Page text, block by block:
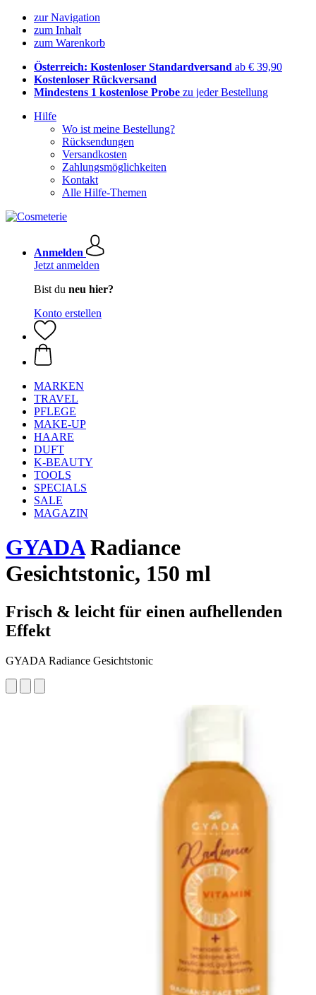
zur Navigation
zum Inhalt
zum Warenkorb
Österreich: Kostenloser Standardversand ab € 39,90
Kostenloser Rückversand
Mindestens 1 kostenlose Probe zu jeder Bestellung
Hilfe
Wo ist meine Bestellung?
Rücksendungen
Versandkosten
Zahlungsmöglichkeiten
Kontakt
Alle Hilfe-Themen
Anmelden
Jetzt anmelden
Bist du neu hier?
Konto erstellen
MARKEN
TRAVEL
PFLEGE
MAKE-UP
HAARE
DUFT
K-BEAUTY
TOOLS
SPECIALS
SALE
MAGAZIN
GYADARadiance
Gesichtstonic, 150 ml
Frisch & leicht für einen aufhellenden
Effekt
GYADA Radiance Gesichtstonic